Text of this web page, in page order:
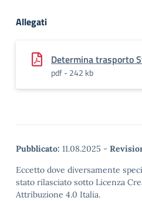
Allegati
Determina trasporto
pdf - 242 kb
Pubblicato: 11.08.2025 -
Eccetto dove diversamente
stato rilasciato sotto Licenza
Attribuzione 4.0 Italia.